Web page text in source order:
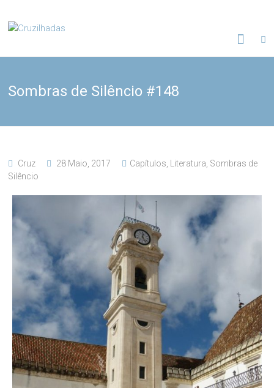
content
Cruzilhadas
Sombras de Silêncio #148
Cruz 28 Maio, 2017 Capítulos Literatura Sombras de
Silêncio